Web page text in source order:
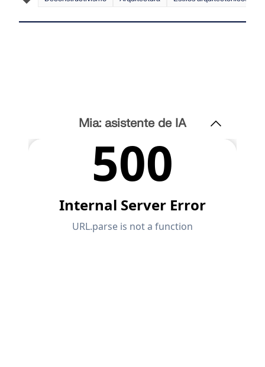
Mia: asistente de IA